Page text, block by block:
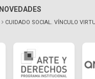
NOVEDADES
CUIDADO SOCIAL. VÍNCULO